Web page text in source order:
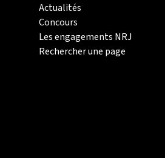
Actualités
Concours
Les engagements NRJ
Rechercher une page